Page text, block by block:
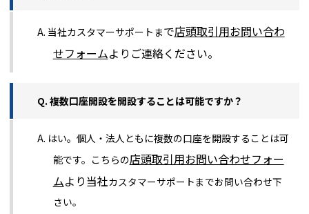
A. 当社カスタマーサポートまで店頭取引用お問い合わ
せフォームよりご連絡ください。
Q. 複数口座開設を開設することは可能ですか？
A. はい。個人・法人ともに複数の口座を開設することは可
能です。こちらの店頭取引用お問い合わせフォー
ムより当社カスタマーサポートまでお問い合わせ下
さい。